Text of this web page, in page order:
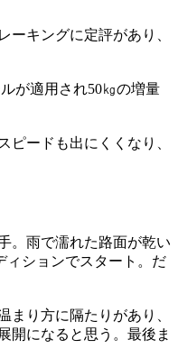
キングに定評があり、
が適用され50㎏の増量
ードも出にくくなり、
。雨で濡れた路面が乾い
ィションでスタート。だ
り方に隔たりがあり、
開になると思う。最後ま